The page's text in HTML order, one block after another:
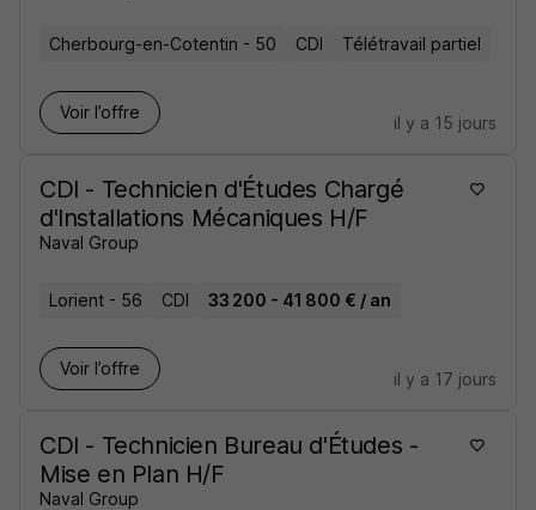
Cherbourg-en-Cotentin - 50 CDI Télétravail partiel
Voir l’offre
il y a 15 jours
CDI - Technicien d'Études Chargé
d'Installations Mécaniques H/F
Naval Group
Lorient - 56 CDI 33 200 - 41 800 € / an
Voir l’offre
il y a 17 jours
CDI - Technicien Bureau d'Études -
Mise en Plan H/F
Naval Group